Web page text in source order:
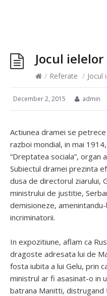
Jocul
/ Referate / Jocul
December 2, 2015 admin
Actiunea dramei se
razboi mondial, in mai
“Dreptatea sociala”, organ
Subiectul dramei prezinta
dusa de directorul ziarului,
ministrului de justitie,
demisioneze,
incriminatorii.
In expozitiune, aflam ca
dragoste adresata lui de
fosta iubita a lui Gelu, prin
ministrul ar fi asasinat-o in
batrana Manitti,